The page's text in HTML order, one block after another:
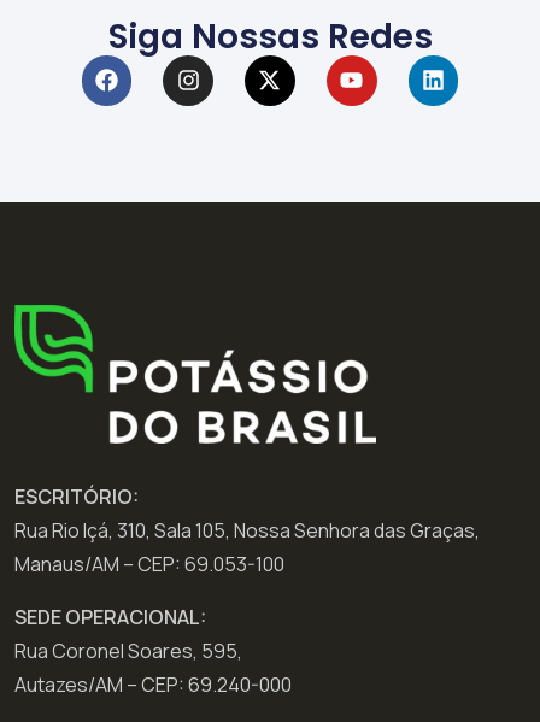
Siga Nossas Redes
ESCRITÓRIO:
Rua Rio Içá, 310, Sala 105, Nossa Senhora das Graças,
Manaus/AM – CEP: 69.053-100
SEDE OPERACIONAL:
Rua Coronel Soares, 595,
Autazes/AM – CEP: 69.240-000